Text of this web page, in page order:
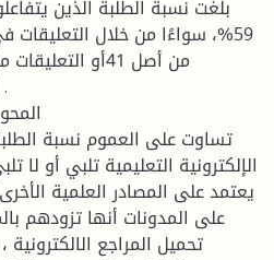
الإلكترونية التعليمية تلبي أو لا
يعتمد على المصادر العلمية
على المدونات أنها تزودهم
تحميل المراجع